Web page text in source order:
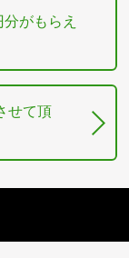
がもらえ
せて頂